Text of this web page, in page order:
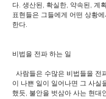
다. 생산된, 확실한, 약속된, 계
표현들은 그들에게 어떤 상황
한다.
비법을 전파 하는 일
사람들은 수많은 비법들을 전
이 나쁜 일이 일어나면 그 사실
했듯, 불안을 벗삼아 사는 현대